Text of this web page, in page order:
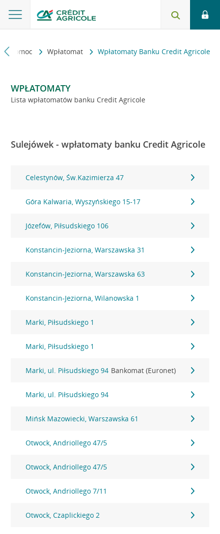
i pomoc Wpłatomat Wpłatomaty Banku Credit Agricole
WPŁATOMATY
Lista wpłatomatów banku Credit Agricole
Sulejówek - wpłatomaty banku Credit Agricole
Celestynów, Św.Kazimierza 47
Góra Kalwaria, Wyszyńskiego 15-17
Józefów, Piłsudskiego 106
Konstancin-Jeziorna, Warszawska 31
Konstancin-Jeziorna, Warszawska 63
Konstancin-Jeziorna, Wilanowska 1
Marki, Piłsudskiego 1
Marki, Piłsudskiego 1
Marki, ul. Piłsudskiego 94 Bankomat (Euronet)
Marki, ul. Piłsudskiego 94
Mińsk Mazowiecki, Warszawska 61
Otwock, Andriollego 47/5
Otwock, Andriollego 47/5
Otwock, Andriollego 7/11
Otwock, Czaplickiego 2